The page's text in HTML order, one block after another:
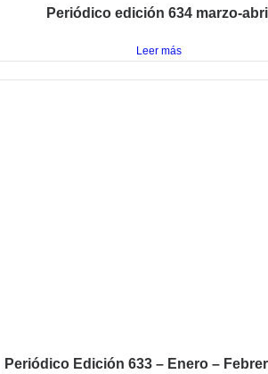
Periódico edición 634 marzo-abril
Leer más
Periódico Edición 633 – Enero –